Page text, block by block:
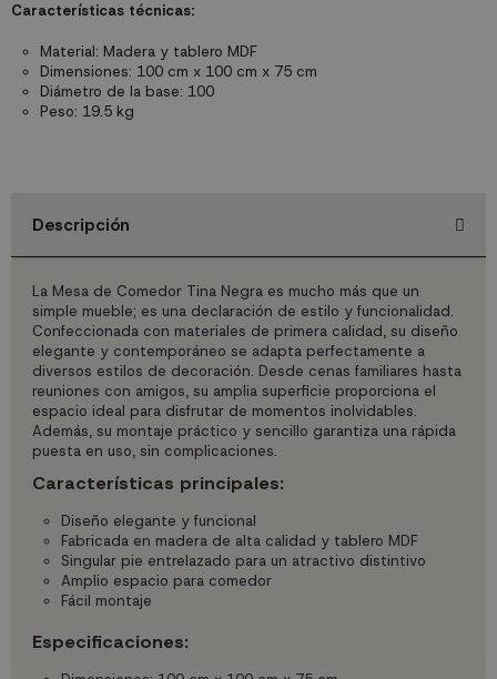
Características técnicas:
Material: Madera y tablero MDF
Dimensiones: 100 cm x 100 cm x 75 cm
Diámetro de la base: 100
Peso: 19.5 kg
Descripción
La Mesa de Comedor Tina Negra es mucho más que un
simple mueble; es una declaración de estilo y funcionalidad.
Confeccionada con materiales de primera calidad, su diseño
elegante y contemporáneo se adapta perfectamente a
diversos estilos de decoración. Desde cenas familiares hasta
reuniones con amigos, su amplia superficie proporciona el
espacio ideal para disfrutar de momentos inolvidables.
Además, su montaje práctico y sencillo garantiza una rápida
puesta en uso, sin complicaciones.
Características principales:
Diseño elegante y funcional
Fabricada en madera de alta calidad y tablero MDF
Singular pie entrelazado para un atractivo distintivo
Amplio espacio para comedor
Fácil montaje
Especificaciones: